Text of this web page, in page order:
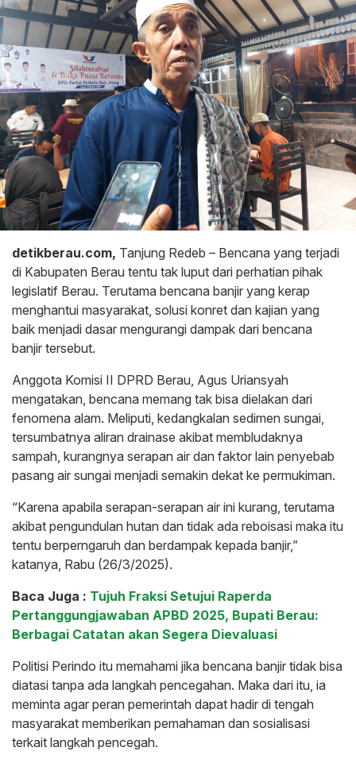
detikberau.com, Tanjung Redeb – Bencana yang terjadi
di Kabupaten Berau tentu tak luput dari perhatian pihak
legislatif Berau. Terutama bencana banjir yang kerap
menghantui masyarakat, solusi konret dan kajian yang
baik menjadi dasar mengurangi dampak dari bencana
banjir tersebut.
Anggota Komisi II DPRD Berau, Agus Uriansyah
mengatakan, bencana memang tak bisa dielakan dari
fenomena alam. Meliputi, kedangkalan sedimen sungai,
tersumbatnya aliran drainase akibat membludaknya
sampah, kurangnya serapan air dan faktor lain penyebab
pasang air sungai menjadi semakin dekat ke permukiman.
“Karena apabila serapan-serapan air ini kurang, terutama
akibat pengundulan hutan dan tidak ada reboisasi maka itu
tentu berperngaruh dan berdampak kepada banjir,”
katanya, Rabu (26/3/2025).
Baca Juga : Tujuh Fraksi Setujui Raperda
Pertanggungjawaban APBD 2025, Bupati Berau:
Berbagai Catatan akan Segera Dievaluasi
Politisi Perindo itu memahami jika bencana banjir tidak bisa
diatasi tanpa ada langkah pencegahan. Maka dari itu, ia
meminta agar peran pemerintah dapat hadir di tengah
masyarakat memberikan pemahaman dan sosialisasi
terkait langkah pencegah.